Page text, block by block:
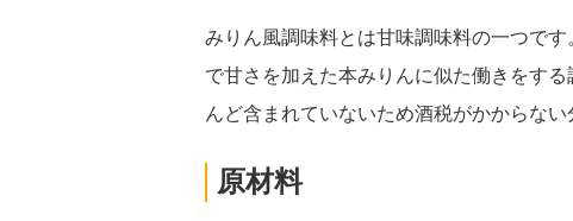
みりん風調味料とは甘味調味料の一つで
で甘さを加えた本みりんに似た働きをす
んど含まれていないため酒税がかからな
原材料